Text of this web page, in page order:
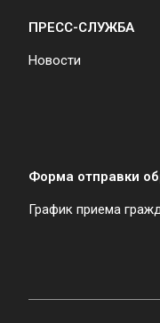
ПРЕСС-СЛУЖБА
Новости
Форма отправки
График приема